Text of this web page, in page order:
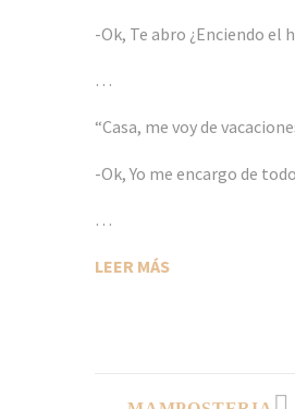
-Ok, Te abro ¿Enciendo el
…
“Casa, me voy de
-Ok, Yo me encargo de
…
LEER MÁS